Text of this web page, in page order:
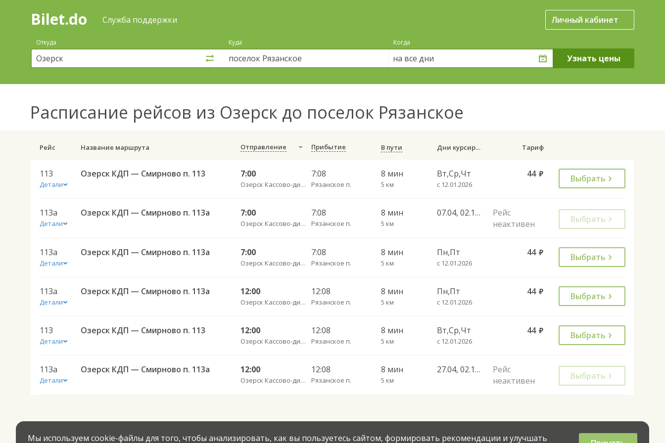
Поиск
покупка
билетов
автобус
онлайн
Bilet.do Служба поддержки Личный кабинет
Откуда Куда Когда
на все дни
Расписание рейсов из Озерск до поселок Рязанское
Рейс Название маршрута Отправление Прибытие В пути Дни курсирования Тариф
113
Детали
Озерск КДП — Смирново п. 113 7:00
Озерск Кассово-диспетчерский пункт
7:08
Рязанское п.
8 мин
5 км
Вт,Ср,Чт
с 12.01.2026
44 руб. Выбрать
113а
Детали
Озерск КДП — Смирново п. 113а 7:00
Озерск Кассово-диспетчерский пункт
7:08
Рязанское п.
8 мин
5 км
07.04, 02.11, 28.12, 01.11
Рейс
неактивен
Выбрать
113а
Детали
Озерск КДП — Смирново п. 113а 7:00
Озерск Кассово-диспетчерский пункт
7:08
Рязанское п.
8 мин
5 км
Пн,Пт
с 12.01.2026
44 руб. Выбрать
113а
Детали
Озерск КДП — Смирново п. 113а 12:00
Озерск Кассово-диспетчерский пункт
12:08
Рязанское п.
8 мин
5 км
Пн,Пт
с 12.01.2026
44 руб. Выбрать
113
Детали
Озерск КДП — Смирново п. 113 12:00
Озерск Кассово-диспетчерский пункт
12:08
Рязанское п.
8 мин
5 км
Вт,Ср,Чт
с 12.01.2026
44 руб. Выбрать
113а
Детали
Озерск КДП — Смирново п. 113а 12:00
Озерск Кассово-диспетчерский пункт
12:08
Рязанское п.
8 мин
5 км
27.04, 02.11, 28.11, 01.11
Рейс
неактивен
Выбрать
Мы используем cookie-файлы для того, чтобы анализировать, как вы пользуетесь сайтом, формировать рекомендации и улучшать